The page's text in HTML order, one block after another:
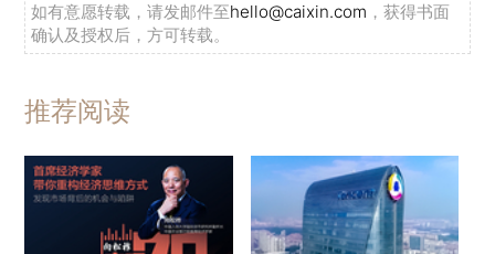
如有意愿转载，请发邮件至hello@caixin.com ，获得书面
确认及授权后，方可转载。
推荐阅读